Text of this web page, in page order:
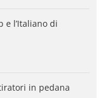
e l’Italiano di
in pedana